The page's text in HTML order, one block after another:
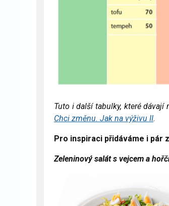
Tuto i další tabulky, které
Chci změnu. Jak na výživu II.
Pro inspiraci přidáváme i pár
Zeleninový salát s vejcem a